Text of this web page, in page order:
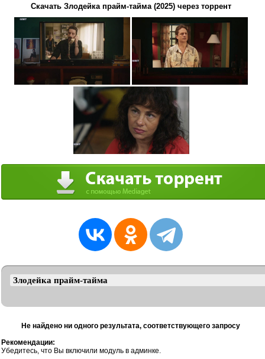
Скачать Злодейка прайм-тайма (2025) через торрент
Не найдено ни одного результата, соответствующего запросу
Рекомендации:
Убедитесь, что Вы включили модуль в админке.